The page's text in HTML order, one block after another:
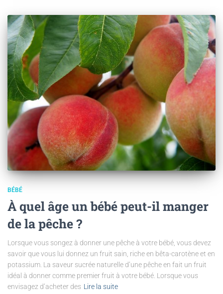
BÉBÉ
À quel âge un bébé peut-il manger
de la pêche ?
Lorsque vous songez à donner une pêche à votre bébé, vous devez
savoir que vous lui donnez un fruit sain, riche en bêta-carotène et en
potassium. La saveur sucrée naturelle d’une pêche en fait un fruit
idéal à donner comme premier fruit à votre bébé. Lorsque vous
envisagez d’acheter des Lire la suite